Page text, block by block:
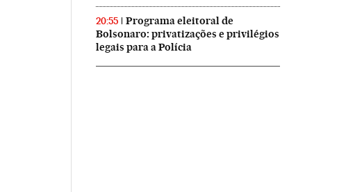
20:55
Programa eleitoral de
Bolsonaro: privatizações e privilégios
legais para a Polícia